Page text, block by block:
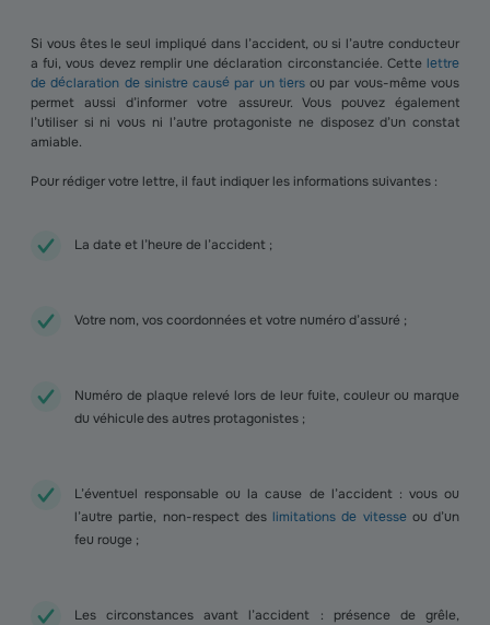
Si vous êtes le seul impliqué dans l’accident, ou si l’autre conducteur
a fui, vous devez remplir une déclaration circonstanciée. Cette lettre
de déclaration de sinistre causé par un tiersou par vous-même vous
permet aussi d’informer votre assureur. Vous pouvez également
l’utiliser si ni vous ni l’autre protagoniste ne disposez d’un constat
amiable.
Pour rédiger votre lettre, il faut indiquer les informations suivantes :
La date et l’heure de l’accident ;
Votre nom, vos coordonnées et votre numéro d’assuré ;
Numéro de plaque relevé lors de leur fuite, couleur ou marque
du véhicule des autres protagonistes ;
L’éventuel responsable ou la cause de l’accident : vous ou
l’autre partie, non-respect des limitations de vitesseou d’un
feu rouge ;
Les circonstances avant l’accident : présence de grêle,